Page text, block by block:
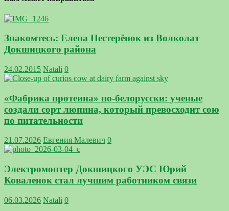
Знакомтесь: Елена Нестерёнок из Волколат
Докшицкого района
24.02.2015 Natali 0
«Фабрика протеина» по-белорусски: ученые
создали сорт люпина, который превосходит сою
по питательности
21.07.2026 Евгения Малевич 0
Электромонтер Докшицкого УЭС Юрий
Коваленок стал лучшим работником связи
06.03.2026 Natali 0